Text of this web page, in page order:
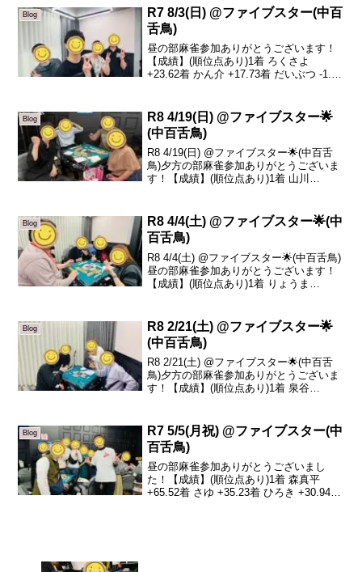
Blog
R7 8/3(日) @ファイブスター(中百
舌鳥)
昼の部麻雀参加ありがとうございます！
【成績】(順位点あり)1着 ろくさよ
+23.62着 かん介 +17.73着 だいぶつ -1.44
す🎉ついにトータル...
Blog
R8 4/19(日) @ファイブスター🌟
(中百舌鳥)
R8 4/19(日) @ファイブスター🌟(中百舌
鳥)夕方の部麻雀参加ありがとうございま
す！【成績】(順位点あり)1着 山川
ルトップは山川...
Blog
R8 4/4(土) @ファイブスター🌟(中
百舌鳥)
R8 4/4(土) @ファイブスター🌟(中百舌鳥)
昼の部麻雀参加ありがとうございます！
【成績】(順位点あり)1着 りょうま
ょうまさん...
Blog
R8 2/21(土) @ファイブスター🌟
(中百舌鳥)
R8 2/21(土) @ファイブスター🌟(中百舌
鳥)夕方の部麻雀参加ありがとうございま
す！【成績】(順位点あり)1着 泉谷
タルトップは...
Blog
R7 5/5(月祝) @ファイブスター(中
百舌鳥)
昼の部麻雀参加ありがとうございまし
た！【成績】(順位点あり)1着 森真平
+65.52着 さゆ +35.23着 ひろき +30.94着